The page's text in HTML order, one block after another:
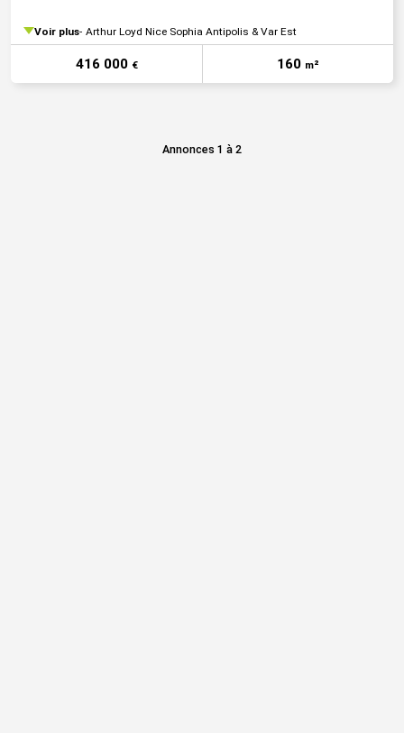
Voir plus Arthur Loyd Nice Sophia Antipolis & Var Est
416 000 € 160 m²
Annonces 1 à 2